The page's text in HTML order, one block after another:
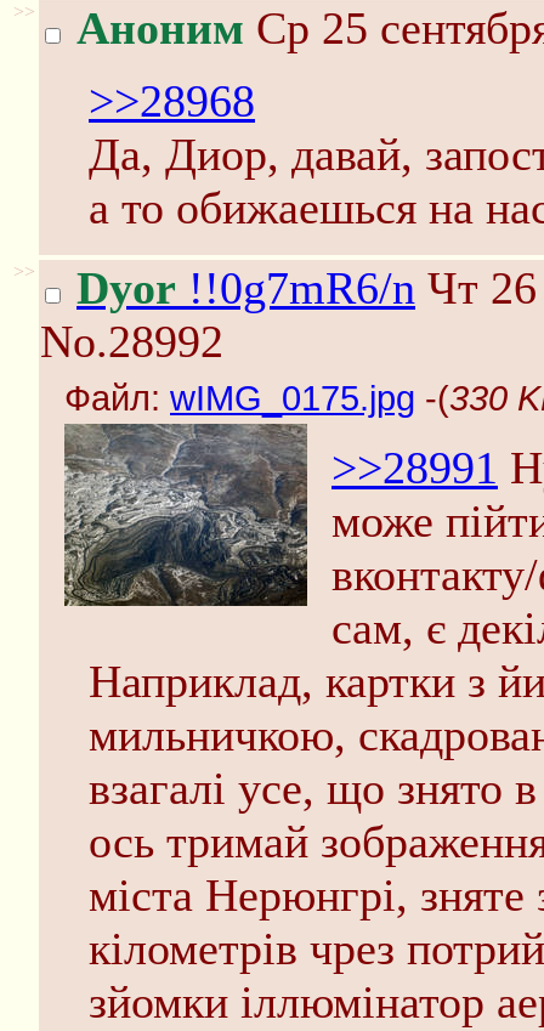
>> Аноним Ср 25
>>28968
Да, Диор, давай,
а то обижаешься на
>> Dyor !!0g7mR6/n Чт 26
No.28992
Файл: wIMG_0175.jpg -(330
>>28991
може
сам, є
Наприклад, картки з
мильничкою,
взагалi усе, що знято
ось тримай
мiста Нерюнгрi, зняте
кiлометрiв чрез
зйомки iллюмiнатор